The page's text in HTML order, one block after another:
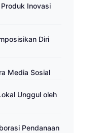
Inovasi
Diri
Media Sosial
Unggul oleh
Pendanaan